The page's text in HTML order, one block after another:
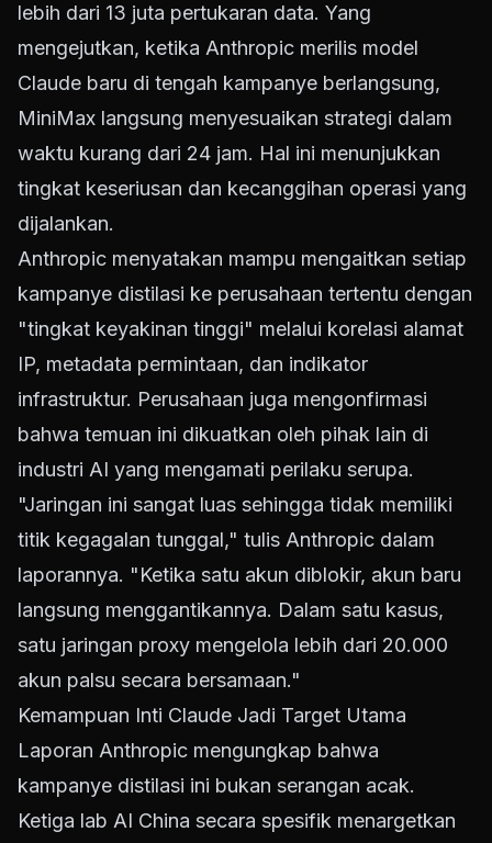
lebih dari 13 juta pertukaran data. Yang
mengejutkan, ketika Anthropic merilis model
Claude baru di tengah kampanye berlangsung,
MiniMax langsung menyesuaikan strategi dalam
waktu kurang dari 24 jam. Hal ini menunjukkan
tingkat keseriusan dan kecanggihan operasi yang
dijalankan.
Anthropic menyatakan mampu mengaitkan setiap
kampanye distilasi ke perusahaan tertentu dengan
"tingkat keyakinan tinggi" melalui korelasi alamat
IP, metadata permintaan, dan indikator
infrastruktur. Perusahaan juga mengonfirmasi
bahwa temuan ini dikuatkan oleh pihak lain di
industri AI yang mengamati perilaku serupa.
"Jaringan ini sangat luas sehingga tidak memiliki
titik kegagalan tunggal," tulis Anthropic dalam
laporannya. "Ketika satu akun diblokir, akun baru
langsung menggantikannya. Dalam satu kasus,
satu jaringan proxy mengelola lebih dari 20.000
akun palsu secara bersamaan."
Kemampuan Inti Claude Jadi Target Utama
Laporan Anthropic mengungkap bahwa
kampanye distilasi ini bukan serangan acak.
Ketiga lab AI China secara spesifik menargetkan